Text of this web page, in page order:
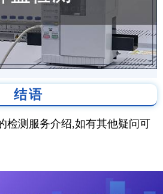
结语
检测服务介绍,如有其他疑问可